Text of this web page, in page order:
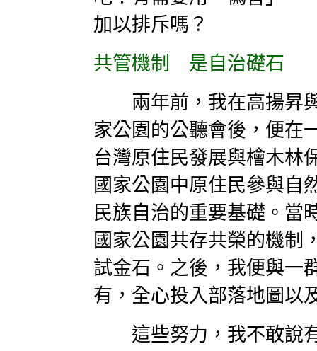
加以排斥嗎？
共管機制 是自治礎石
兩年前，我在高揚昇與
家公園的公聽會後，便在
台灣原住民發展與檜木林
國家公園中原住民參與自
民族自治的重要基礎。當
國家公園共存共榮的機制
試金石。之後，我便與一
有，全心投入部落地圖以
這些努力，我不敢說有